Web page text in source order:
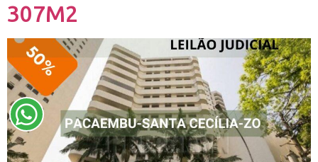
307M2